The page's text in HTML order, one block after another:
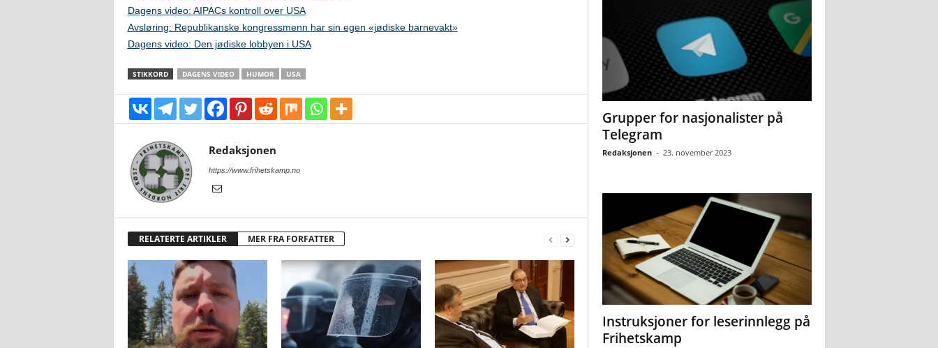
Dagens video: AIPACs kontroll over USA
Avsløring: Republikanske kongressmenn har sin egen «jødiske barnevakt»
Dagens video: Den jødiske lobbyen i USA
STIKKORD DAGENS VIDEO HUMOR USA
Redaksjonen
https://www.frihetskamp.no
RELATERTE ARTIKLER MER FRA FORFATTER
Grupper for nasjonalister på
Telegram
Redaksjonen - 23. november 2023
Instruksjoner for leserinnlegg på
Frihetskamp